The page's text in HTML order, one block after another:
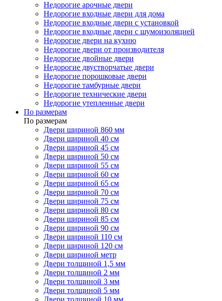
Недорогие арочные двери
Недорогие входные двери для дома
Недорогие входные двери с установкой
Недорогие входные двери с шумоизоляцией
Недорогие двери на кухню
Недорогие двери от производителя
Недорогие двойные двери
Недорогие двустворчатые двери
Недорогие порошковые двери
Недорогие тамбурные двери
Недорогие технические двери
Недорогие утепленные двери
По размерам
По размерам
Двери шириной 860 мм
Двери шириной 40 см
Двери шириной 45 см
Двери шириной 50 см
Двери шириной 55 см
Двери шириной 60 см
Двери шириной 65 см
Двери шириной 70 см
Двери шириной 75 см
Двери шириной 80 см
Двери шириной 85 см
Двери шириной 90 см
Двери шириной 110 см
Двери шириной 120 см
Двери шириной метр
Двери толщиной 1,5 мм
Двери толщиной 2 мм
Двери толщиной 3 мм
Двери толщиной 5 мм